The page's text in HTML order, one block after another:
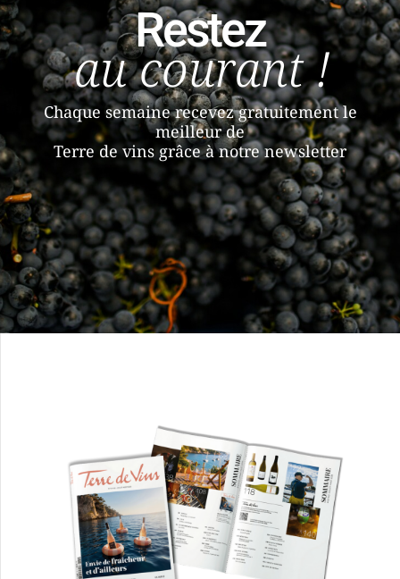
Restez
au courant !
Chaque semaine recevez gratuitement le
meilleur de
Terre de vins grâce à notre newsletter